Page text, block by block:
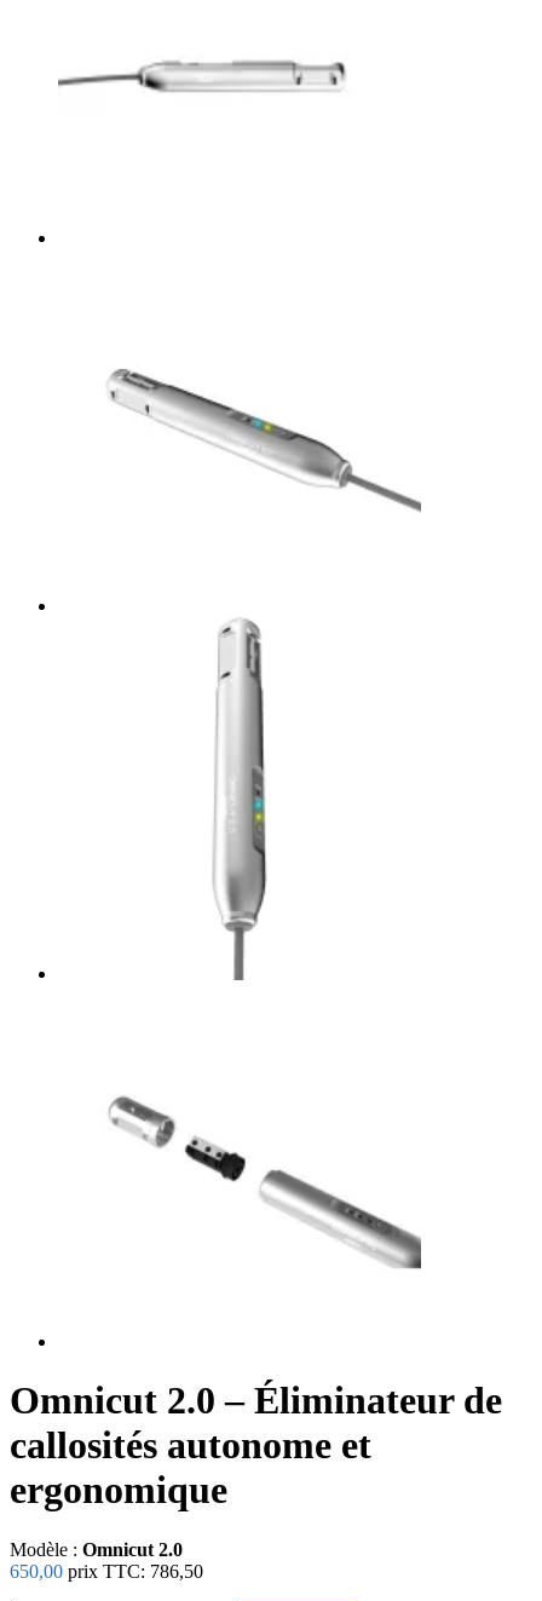
Omnicut 2.0 – Éliminateur de
callosités autonome et
ergonomique
Modèle : Omnicut 2.0
650,00 prix TTC: 786,50